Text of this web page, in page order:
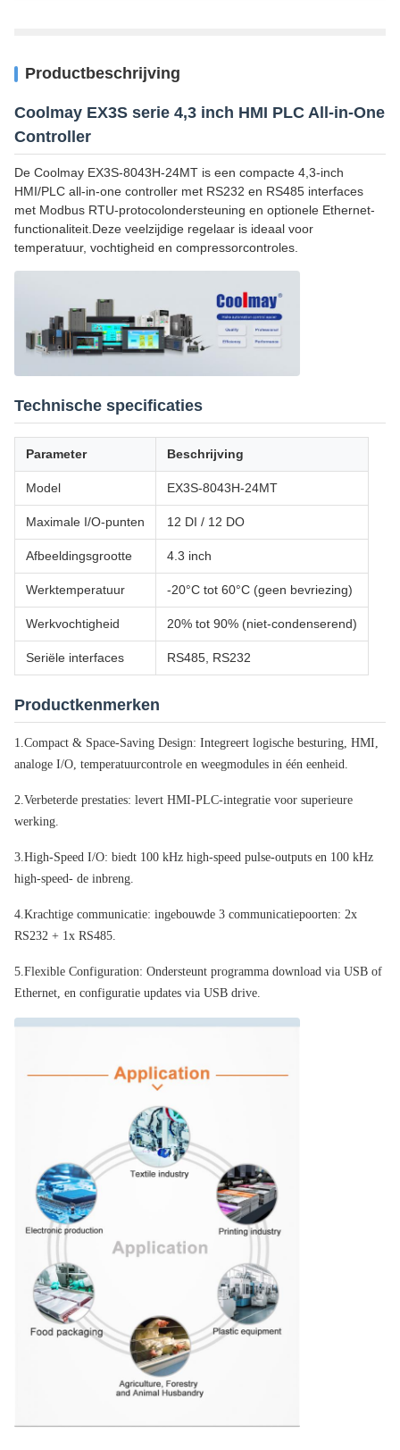
Productbeschrijving
Coolmay EX3S serie 4,3 inch HMI PLC All-in-One
Controller
De Coolmay EX3S-8043H-24MT is een compacte 4,3-inch
HMI/PLC all-in-one controller met RS232 en RS485 interfaces
met Modbus RTU-protocolondersteuning en optionele Ethernet-
functionaliteit.Deze veelzijdige regelaar is ideaal voor
temperatuur, vochtigheid en compressorcontroles.
Technische specificaties
Parameter Beschrijving
Model EX3S-8043H-24MT
Maximale I/O-punten 12 DI / 12 DO
Afbeeldingsgrootte 4.3 inch
Werktemperatuur -20°C tot 60°C (geen bevriezing)
Werkvochtigheid 20% tot 90% (niet-condenserend)
Seriële interfaces RS485, RS232
Productkenmerken
1.Compact & Space-Saving Design: Integreert logische besturing, HMI,
analoge I/O, temperatuurcontrole en weegmodules in één eenheid.
2.Verbeterde prestaties: levert HMI-PLC-integratie voor superieure
werking.
3.High-Speed I/O: biedt 100 kHz high-speed pulse-outputs en 100 kHz
high-speed- de inbreng.
4.Krachtige communicatie: ingebouwde 3 communicatiepoorten: 2x
RS232 + 1x RS485.
5.Flexible Configuration: Ondersteunt programma download via USB of
Ethernet, en configuratie updates via USB drive.